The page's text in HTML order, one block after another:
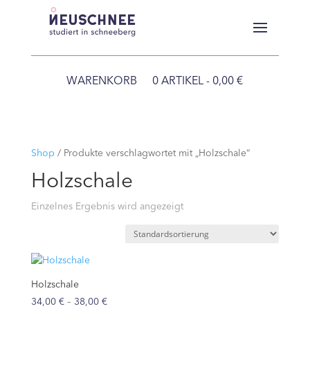
WARENKORB 0 ARTIKEL 0,00 €
Shop / Produkte verschlagwortet mit „Holzschale“
Holzschale
Einzelnes Ergebnis wird angezeigt
Holzschale
34,00 € – 38,00 €Preisspanne: